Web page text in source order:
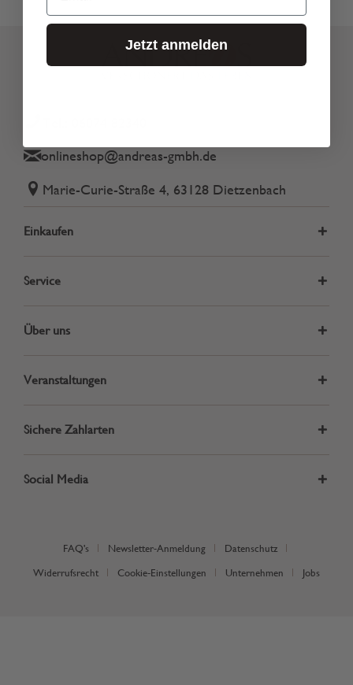
onlineshop@andreas-gmbh.de
Marie-Curie-Straße 4, 63128 Dietzenbach
Einkaufen
Service
Über uns
Veranstaltungen
Sichere Zahlarten
Social Media
FAQ's Newsletter-Anmeldung Datenschutz
Widerrufsrecht Cookie-Einstellungen Unternehmen Jobs
Jetzt anmelden